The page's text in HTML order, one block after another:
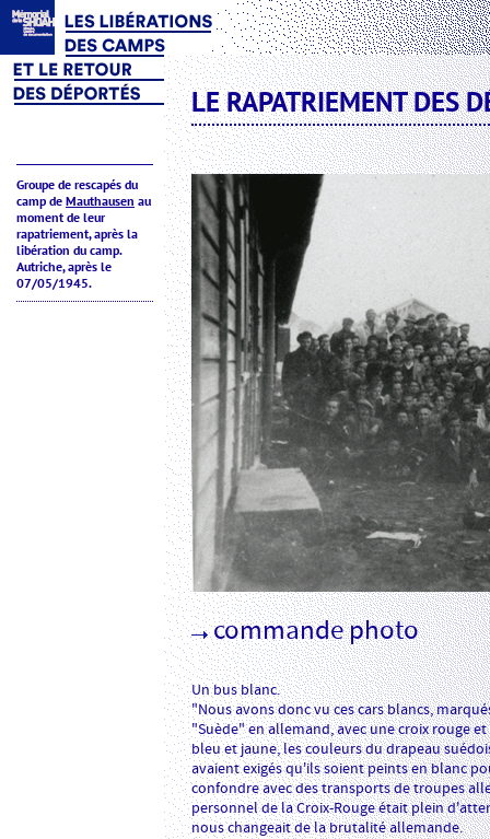
Groupe de rescapés du
camp de Mauthausen au
moment de leur
rapatriement, après la
libération du camp.
Autriche, après le
07/05/1945.
LE RAPATRIEMENT DES
commande photo
Un bus blanc.
"Nous avons donc vu ces cars blancs,
"Suède" en allemand, avec une croix rouge
bleu et jaune, les couleurs du drapeau
avaient exigés qu'ils soient peints en blanc
confondre avec des transports de troupes
personnel de la Croix-Rouge était plein
nous changeait de la brutalité allemande.